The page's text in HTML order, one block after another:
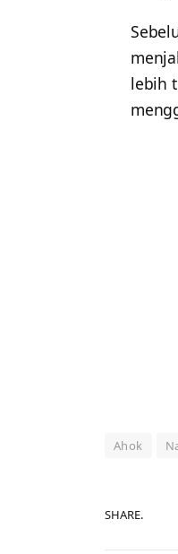
lebih
Ahok
SHARE.